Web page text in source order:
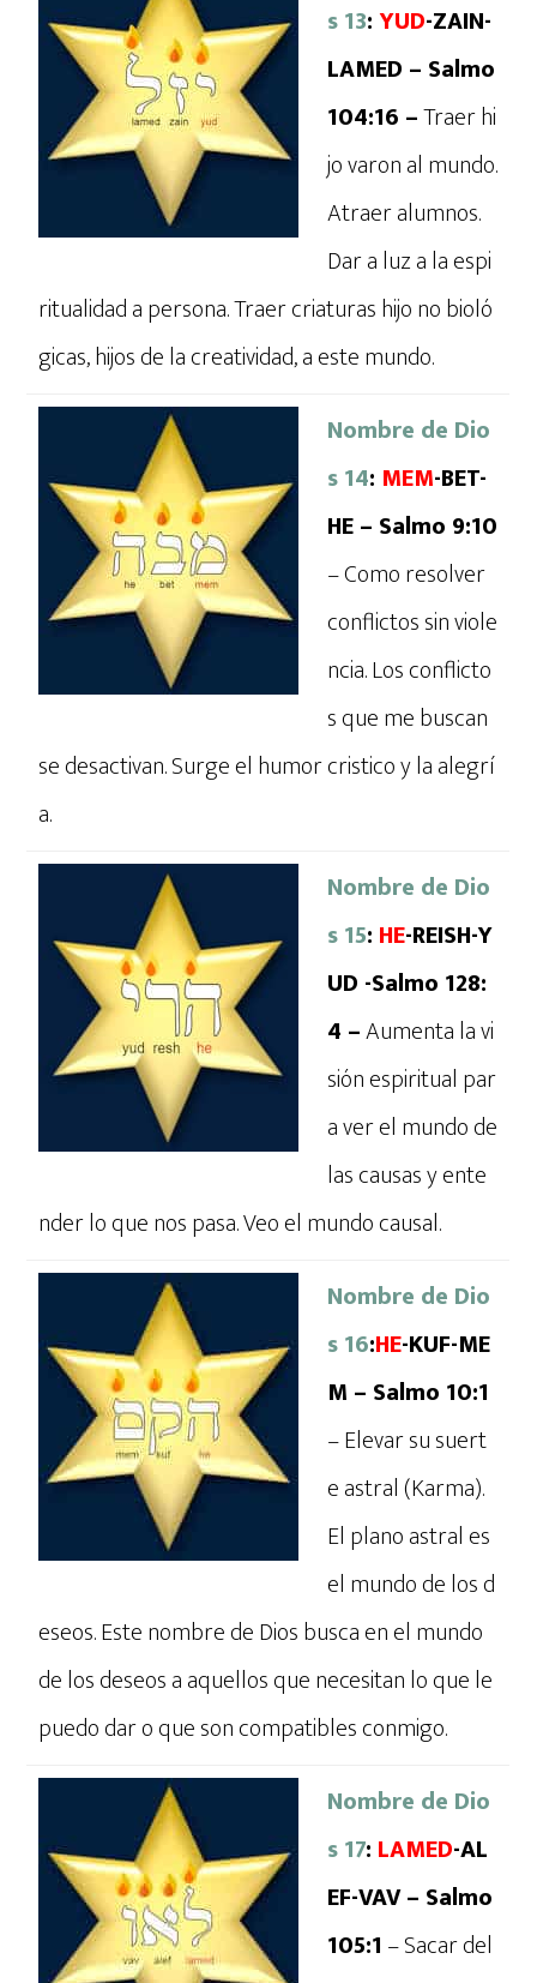
s 13:YUD-ZAIN-
LAMED – Salmo
104:16 –Traer hi
jo varon al mundo.
Atraer alumnos.
Dar a luz a la espi
ritualidad a persona. Traer criaturas hijo no bioló
gicas, hijos de la creatividad, a este mundo.
Nombre de Dio
s 14: MEM-BET-
HE – Salmo 9:10
– Como resolver
conflictos sin viole
ncia. Los conflicto
s que me buscan
se desactivan. Surge el humor cristico y la alegrí
a.
Nombre de Dio
s 15: HE-REISH-Y
UD -Salmo 128:
4 –Aumenta la vi
sión espiritual par
a ver el mundo de
las causas y ente
nder lo que nos pasa. Veo el mundo causal.
Nombre de Dio
s 16:HE-KUF-ME
M – Salmo 10:1
– Elevar su suert
e astral (Karma).
El plano astral es
el mundo de los d
eseos. Este nombre de Dios busca en el mundo
de los deseos a aquellos que necesitan lo que le
puedo dar o que son compatibles conmigo.
Nombre de Dio
s 17: LAMED-AL
EF-VAV – Salmo
105:1 – Sacar del